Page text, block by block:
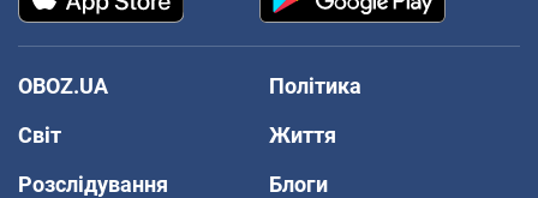
OBOZ.UA
Політика
Світ
Життя
Розслідування
Блоги